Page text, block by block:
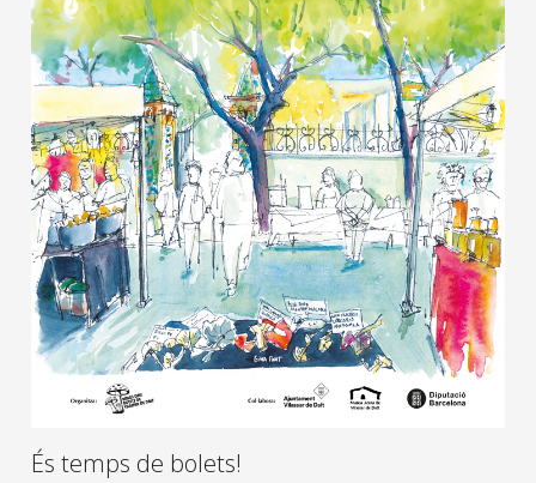
És temps de bolets!